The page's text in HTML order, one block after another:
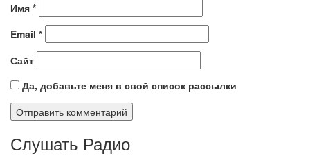
Имя *
Email *
Сайт
Да, добавьте меня в свой список рассылки
Слушать Радио